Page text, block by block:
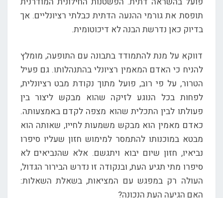
תופסת את גורמי ההנעה הדתית כבלתי רציונליים. אך
בדיוק כאן נדרשת הבנה לא דיכוטומית.
דווקא על מנת להתמודד בתבונה עם התופעה, מומלץ
להניח כי האדם המאמין רציונלי בהתנהלותו. גם פעיל
הטרור, על פי רוב, פועל מתוך נקודת מבט רציונלית,
לפחות בכל הנוגע לזיקה שהוא מבקש ליצור בין
פעולתו לבין התכלית שהוא מצפה לקדם באמצעותה.
כאדם מאמין הוא מבקש משמעות לחייו, שאותה הוא
מבטא במוכנותו להתמסר למימוש חזון שעליו סיפרו
נביאיו, חזון שיום יבוא ויתגשם. אלא שהנביאים לא
סיפרו מתי תגיע העת, ובנקודה זו נדרש הבירור הגדול,
העולה רק במפגש עם המציאות, בשאלת השאלות:
האם הגיעה העת הנכונה?